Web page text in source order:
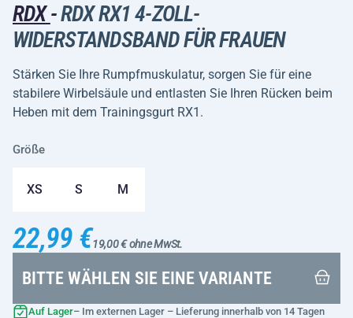
RDX-RDX RX1 4-ZOLL-
WIDERSTANDSBAND FÜR FRAUEN
Stärken Sie Ihre Rumpfmuskulatur, sorgen Sie für eine
stabilere Wirbelsäule und entlasten Sie Ihren Rücken beim
Heben mit dem Trainingsgurt RX1.
Größe
XS S M
22,99 €19,00 € ohne MwSt.
BITTE WÄHLEN SIE EINE VARIANTE
Auf Lager– Im externen Lager – Lieferung innerhalb von 14 Tagen